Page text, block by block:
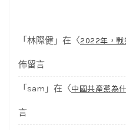
「 林際健 」在〈2022年，戰
佈留言
「 sam 」在〈中國共產黨為
言